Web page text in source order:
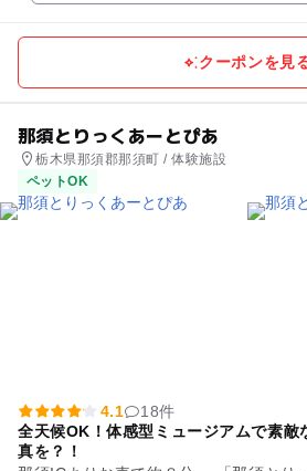
クーポンを見
那須とりっくあーとぴあ
栃木県那須郡那須町 / 体験施設
ペットOK
4.1
18件
全天候OK！体感型ミュージアムで素
真を？！